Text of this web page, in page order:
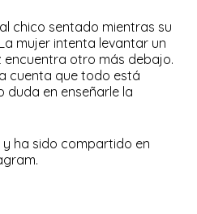
chico sentado mientras su
mujer intenta levantar un
otro más debajo.
cuenta que todo está
duda en enseñarle la
y ha sido compartido en